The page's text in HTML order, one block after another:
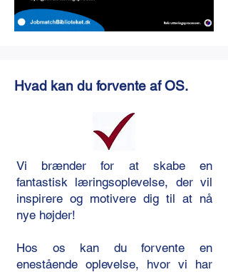
Hvad kan du forvente af OS.
Vi brænder for at skabe en
fantastisk læringsoplevelse, der vil
inspirere og motivere dig til at nå
nye højder!​
Hos os kan du forvente en
enestående oplevelse, hvor vi har